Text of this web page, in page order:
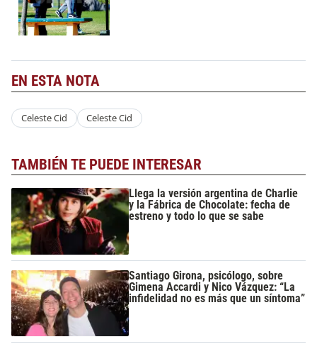
EN ESTA NOTA
Celeste Cid Celeste Cid
TAMBIÉN TE PUEDE INTERESAR
Llega la versión argentina de Charlie
y la Fábrica de Chocolate: fecha de
estreno y todo lo que se sabe
Santiago Girona, psicólogo, sobre
Gimena Accardi y Nico Vázquez: “La
infidelidad no es más que un síntoma”